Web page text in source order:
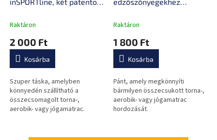
megvédi a szőnyeget a
Raktáron
2 000 Ft
Kosárba
Szuper táska, amelyben
könnyedén szállítható a
összecsomagolt torna-,
aerobik- vagy jógamatrac.
torna-, aerobik- vagy
Raktáron
1 800 Ft
Kosárba
Pánt, amely megkönnyíti
bármilyen összecsukott torna-,
aerobik- vagy jógamatrac
hordozását.